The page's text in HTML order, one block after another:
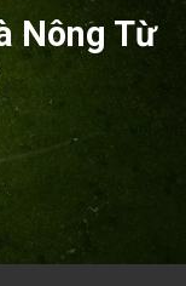
Nông Từ